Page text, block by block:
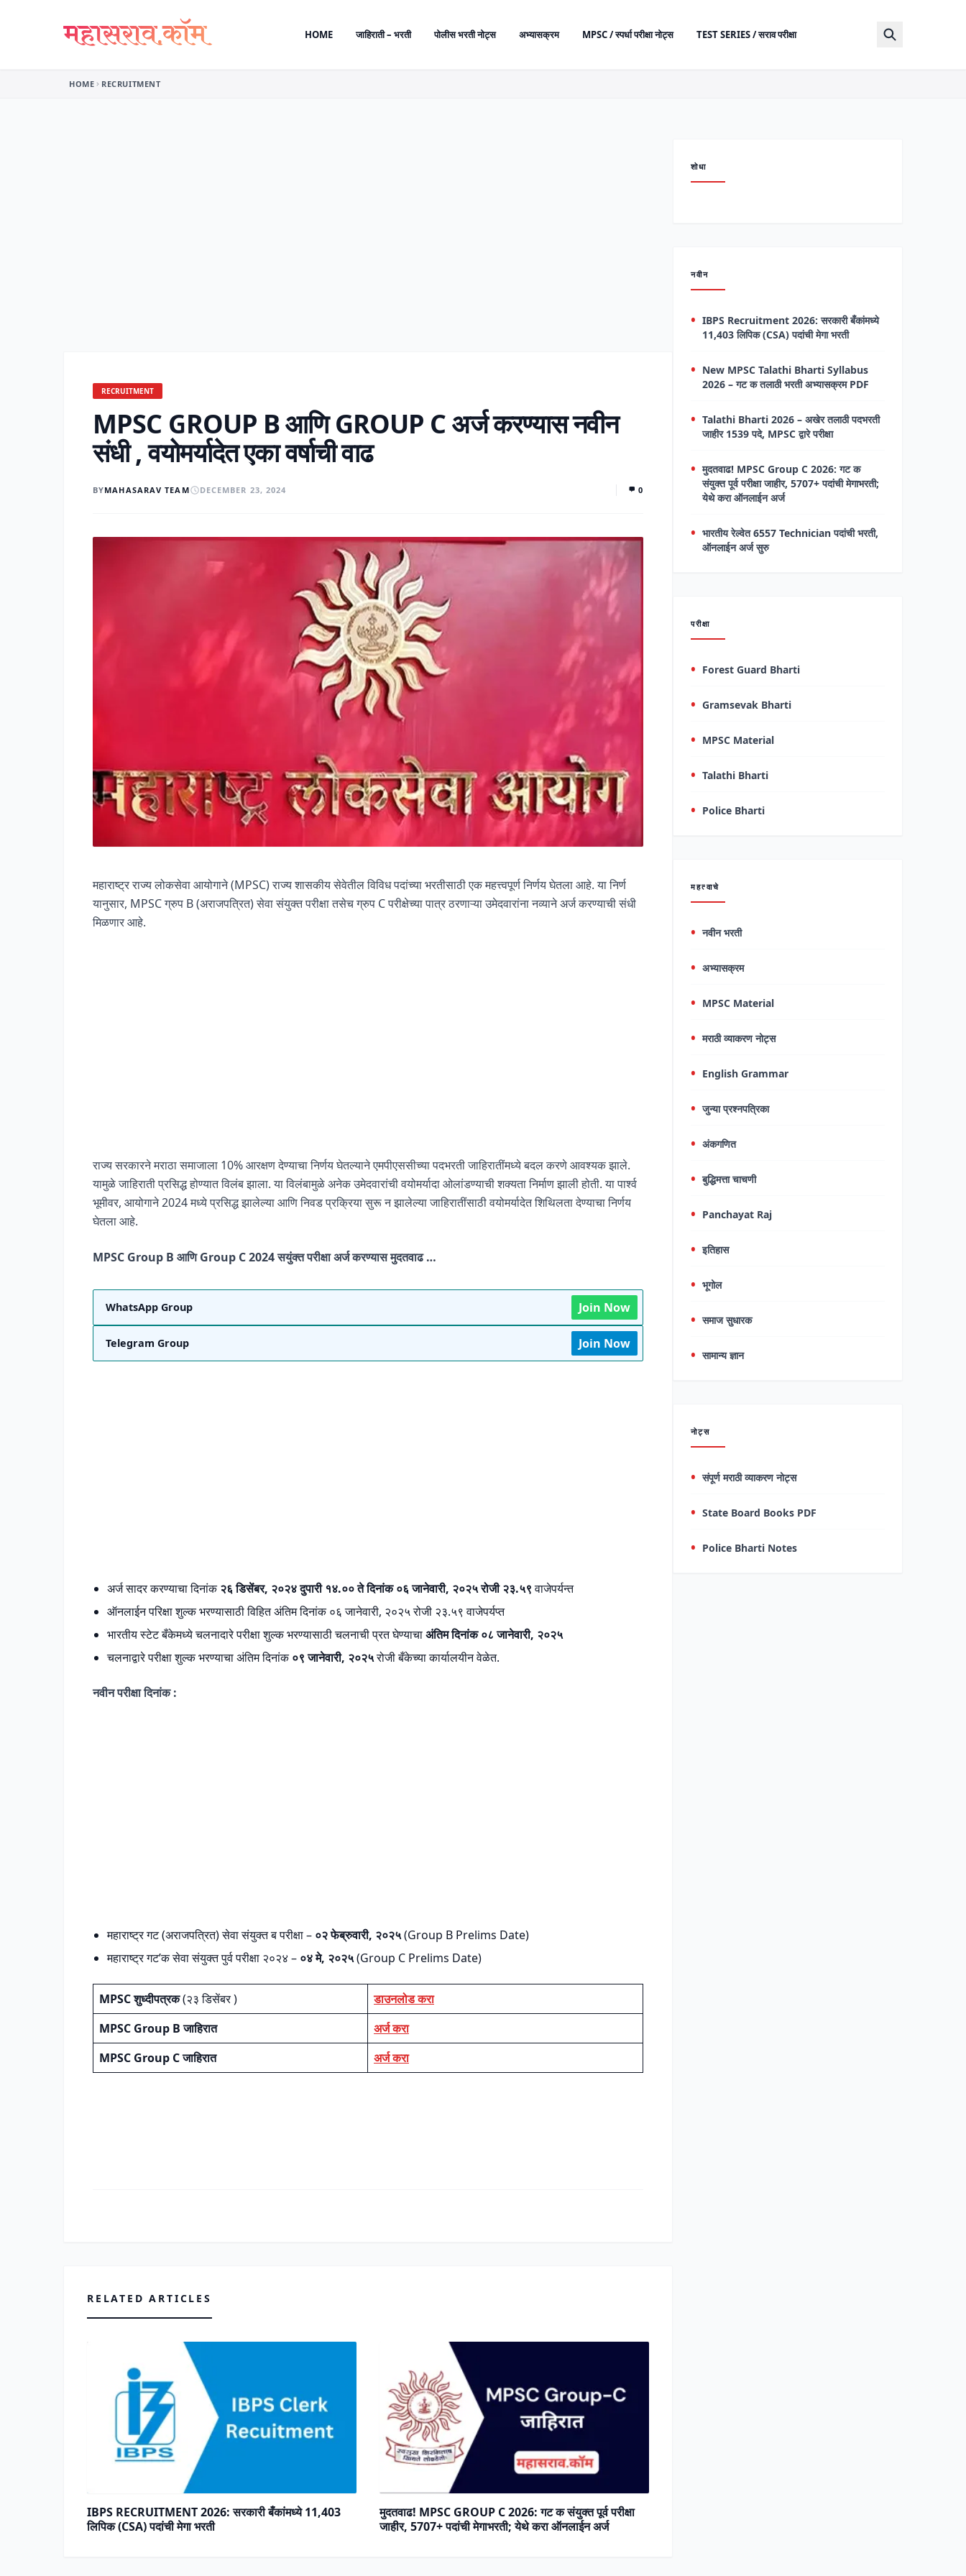
HOME जाहिराती – भरती पोलीस भरती नोट्स अभ्यासक्रम MPSC / स्पर्धा परीक्षा नोट्स TEST SERIES / सराव परीक्षा
HOME RECRUITMENT
RECRUITMENT
MPSC GROUP B आणि GROUP C अर्ज करण्यास नवीन
संधी , वयोमर्यादेत एका वर्षाची वाढ
BYMAHASARAV TEAM DECEMBER 23, 2024 0
महाराष्ट्र राज्य लोकसेवा आयोगाने (MPSC) राज्य शासकीय सेवेतील विविध पदांच्या भरतीसाठी एक महत्त्वपूर्ण निर्णय घेतला आहे. या निर्ण
यानुसार, MPSC ग्रुप B (अराजपत्रित) सेवा संयुक्त परीक्षा तसेच ग्रुप C परीक्षेच्या पात्र ठरणाऱ्या उमेदवारांना नव्याने अर्ज करण्याची संधी
मिळणार आहे.
राज्य सरकारने मराठा समाजाला 10% आरक्षण देण्याचा निर्णय घेतल्याने एमपीएससीच्या पदभरती जाहिरातींमध्ये बदल करणे आवश्यक झाले.
यामुळे जाहिराती प्रसिद्ध होण्यात विलंब झाला. या विलंबामुळे अनेक उमेदवारांची वयोमर्यादा ओलांडण्याची शक्यता निर्माण झाली होती. या पार्श्व
भूमीवर, आयोगाने 2024 मध्ये प्रसिद्ध झालेल्या आणि निवड प्रक्रिया सुरू न झालेल्या जाहिरातींसाठी वयोमर्यादेत शिथिलता देण्याचा निर्णय
घेतला आहे.
MPSC Group B आणि Group C 2024 सयुंक्त परीक्षा अर्ज करण्यास मुदतवाढ …
WhatsApp Group Join Now
Telegram Group Join Now
अर्ज सादर करण्याचा दिनांक२६ डिसेंबर, २०२४ दुपारी १४.०० ते दिनांक ०६ जानेवारी, २०२५ रोजी २३.५९वाजेपर्यन्त
ऑनलाईन परिक्षा शुल्क भरण्यासाठी विहित अंतिम दिनांक ०६ जानेवारी, २०२५ रोजी २३.५९ वाजेपर्यप्त
भारतीय स्टेट बँकेमध्ये चलनादारे परीक्षा शुल्क भरण्यासाठी चलनाची प्रत घेण्याचाअंतिम दिनांक ०८ जानेवारी, २०२५
चलनाद्वारे परीक्षा शुल्क भरण्याचा अंतिम दिनांक०९ जानेवारी, २०२५रोजी बँकेच्या कार्यालयीन वेळेत.
नवीन परीक्षा दिनांक :
महाराष्ट्र गट (अराजपत्रित) सेवा संयुक्‍त ब परीक्षा – ०२ फेब्रुवारी, २०२५(Group B Prelims Date)
महाराष्ट्र गट’क सेवा संयुक्‍त पुर्व परीक्षा २०२४ – ०४ मे, २०२५(Group C Prelims Date)
MPSC शुध्दीपत्रक(२३ डिसेंबर )
डाउनलोड करा
MPSC Group B जाहिरात
अर्ज करा
MPSC Group C जाहिरात
अर्ज करा
RELATED ARTICLES
IBPS RECRUITMENT 2026: सरकारी बँकांमध्ये 11,403
लिपिक (CSA) पदांची मेगा भरती
मुदतवाढ! MPSC GROUP C 2026: गट क संयुक्त पूर्व परीक्षा
जाहीर, 5707+ पदांची मेगाभरती; येथे करा ऑनलाईन अर्ज
शोधा
नवीन
IBPS Recruitment 2026: सरकारी बँकांमध्ये
11,403 लिपिक (CSA) पदांची मेगा भरती
New MPSC Talathi Bharti Syllabus
2026 – गट क तलाठी भरती अभ्यासक्रम PDF
Talathi Bharti 2026 – अखेर तलाठी पदभरती
जाहीर 1539 पदे, MPSC द्वारे परीक्षा
मुदतवाढ! MPSC Group C 2026: गट क
संयुक्त पूर्व परीक्षा जाहीर, 5707+ पदांची मेगाभरती;
येथे करा ऑनलाईन अर्ज
भारतीय रेल्वेत 6557 Technician पदांची भरती,
ऑनलाईन अर्ज सुरु
परीक्षा
Forest Guard Bharti
Gramsevak Bharti
MPSC Material
Talathi Bharti
Police Bharti
महत्वाचे
नवीन भरती
अभ्यासक्रम
MPSC Material
मराठी व्याकरण नोट्स
English Grammar
जुन्या प्रश्नपत्रिका
अंकगणित
बुद्धिमत्ता चाचणी
Panchayat Raj
इतिहास
भूगोल
समाज सुधारक
सामान्य ज्ञान
नोट्स
संपूर्ण मराठी व्याकरण नोट्स
State Board Books PDF
Police Bharti Notes